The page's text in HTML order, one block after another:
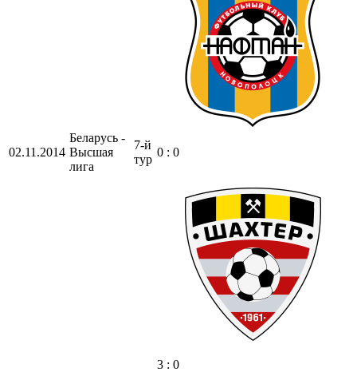
02.11.2014
Беларусь -
Высшая
лига
7-й
тур
0 : 0
3 : 0